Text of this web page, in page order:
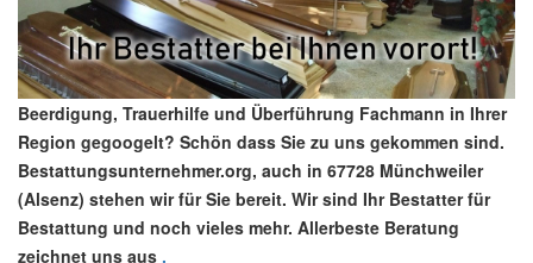
Beerdigung, Trauerhilfe und Überführung Fachmann in Ihrer
Region gegoogelt? Schön dass Sie zu uns gekommen sind.
Bestattungsunternehmer.org, auch in 67728 Münchweiler
(Alsenz) stehen wir für Sie bereit. Wir sind Ihr Bestatter für
Bestattung und noch vieles mehr. Allerbeste Beratung
zeichnet uns aus .